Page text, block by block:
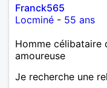
Franck565
Locminé - 55 ans
Homme célibataire
amoureuse
Je recherche une